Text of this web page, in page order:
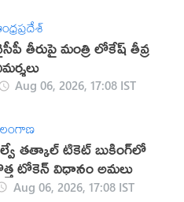
తీరుపై మంత్రి లోకేష్ తీవ్ర
Aug 06, 2026, 17:08 IST
తత్కాల్ టికెట్ బుకింగ్‌లో
టోకెన్ విధానం అమలు
Aug 06, 2026, 17:08 IST